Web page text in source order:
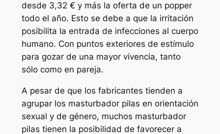
desde 3,32 € y más la oferta de un popper
todo el año. Esto se debe a que la irritación
posibilita la entrada de infecciones al cuerpo
humano. Con puntos exteriores de estímulo
para gozar de una mayor vivencia, tanto
sólo como en pareja.
A pesar de que los fabricantes tienden a
agrupar los masturbador pilas en orientación
sexual y de género, muchos masturbador
pilas tienen la posibilidad de favorecer a